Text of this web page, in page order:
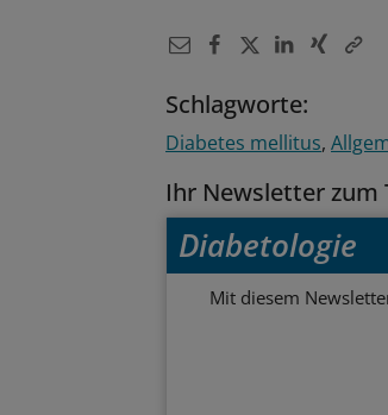
Schlagworte:
Diabetes mellitus
Ihr Newsletter zum
Diabetologie
Mit diesem